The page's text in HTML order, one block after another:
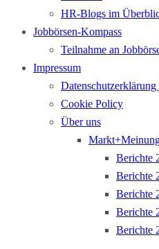
HR-Blogs im
Jobbörsen-Kompass
Teilnahme an
Impressum
Cookie Policy
Über uns
Berichte
Berichte
Berichte
Berichte
Berichte